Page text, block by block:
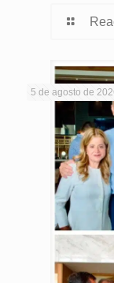
5 de agosto de